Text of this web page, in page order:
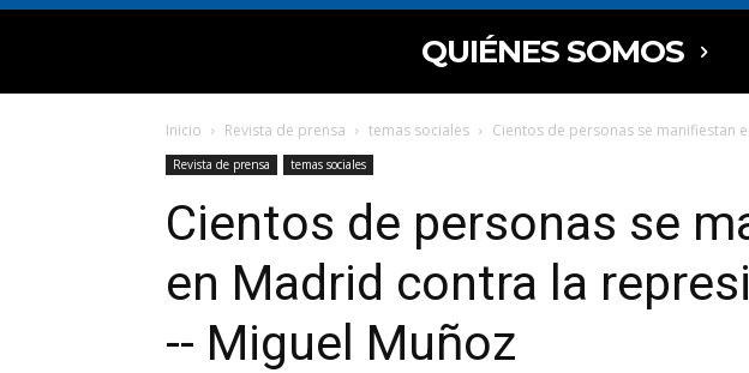
QUIÉNES SOMOS
Inicio Revista de prensa temas sociales Cientos de personas se manifiestan
Revista de prensa temas sociales
Cientos de personas se
en Madrid contra la
-- Miguel Muñoz